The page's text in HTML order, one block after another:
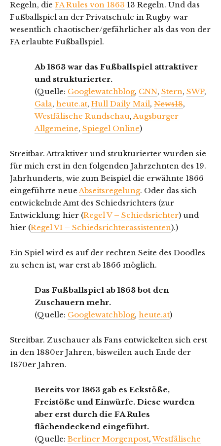
Regeln, die FA Rules von 1863 13 Regeln. Und das
Fußballspiel an der Privatschule in Rugby war
wesentlich chaotischer/gefährlicher als das von der
FA erlaubte Fußballspiel.
Ab 1863 war das Fußballspiel attraktiver
und strukturierter.
(Quelle: Googlewatchblog, CNN, Stern, SWP,
Gala, heute.at, Hull Daily Mail, News18,
Westfälische Rundschau,Augsburger
Allgemeine, Spiegel Online)
Streitbar. Attraktiver und strukturierter wurden sie
für mich erst in den folgenden Jahrzehnten des 19.
Jahrhunderts, wie zum Beispiel die erwähnte 1866
eingeführte neueAbseitsregelung. Oder das sich
entwickelnde Amt des Schiedsrichters (zur
Entwicklung: hier (Regel V – Schiedsrichter) und
hier (Regel VI – Schiedsrichterassistenten).)
Ein Spiel wird es auf der rechten Seite des Doodles
zu sehen ist, war erst ab 1866 möglich.
Das Fußballspiel ab 1863 bot den
Zuschauern mehr.
(Quelle: Googlewatchblog, heute.at)
Streitbar. Zuschauer als Fans entwickelten sich erst
in den 1880er Jahren, bisweilen auch Ende der
1870er Jahren.
Bereits vor 1863 gab es Eckstöße,
Freistöße und Einwürfe. Diese wurden
aber erst durch die FA Rules
flächendeckend eingeführt.
(Quelle: Berliner Morgenpost,Westfälische